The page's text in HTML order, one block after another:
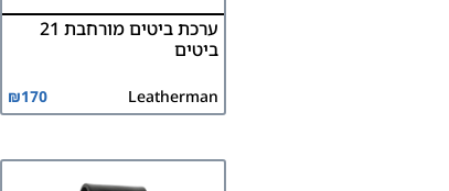
ערכת ביטים מורחבת 21
ביטים
Leatherman
₪170